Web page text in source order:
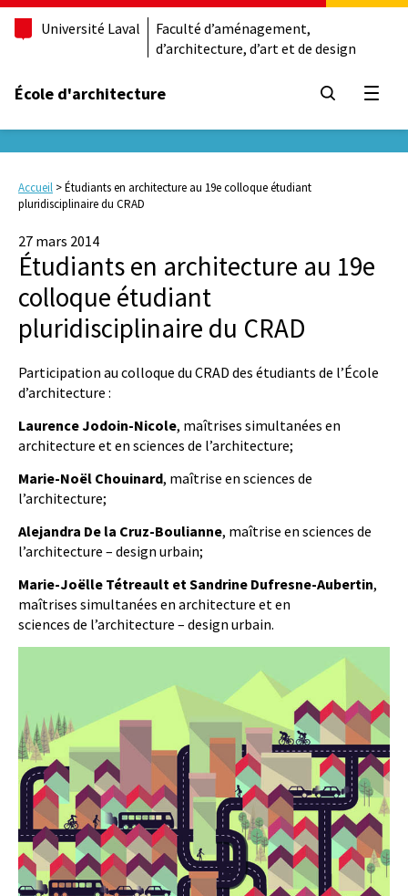
Université Laval
Faculté d’aménagement,
d’architecture, d’art et de design
École d'architecture
Accueil >Étudiants en architecture au 19e colloque étudiant
pluridisciplinaire du CRAD
27 mars 2014
Étudiants en architecture au 19e
colloque étudiant
pluridisciplinaire du CRAD
Participation au colloque du CRAD des étudiants de l’École
d’architecture :
Laurence Jodoin-Nicole, maîtrises simultanées en
architecture et en sciences de l’architecture;
Marie-Noël Chouinard, maîtrise en sciences de
l’architecture;
Alejandra De la Cruz-Boulianne, maîtrise en sciences de
l’architecture – design urbain;
Marie-Joëlle Tétreault et Sandrine Dufresne-Aubertin,
maîtrises simultanées en architecture et en
sciences de l’architecture – design urbain.